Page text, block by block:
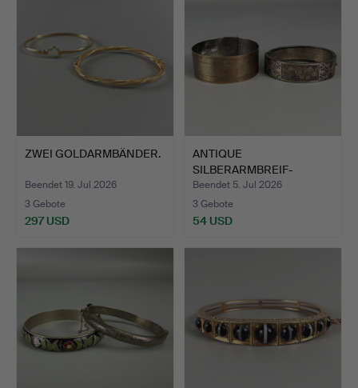
ZWEI GOLDARMBÄNDER.
Beendet 19. Jul 2026
3 Gebote
297 USD
ANTIQUE
SILBERARMBREIF-
ARMBÄNDER.
Beendet 5. Jul 2026
3 Gebote
54 USD